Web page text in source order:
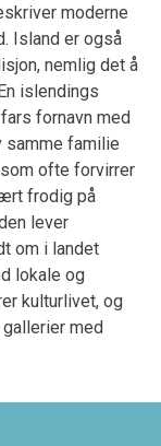
moderne
Island er også
nemlig det å
islendings
fornavn med
samme familie
ofte forvirrer
frodig på
lever
om i landet
lokale og
kulturlivet, og
med